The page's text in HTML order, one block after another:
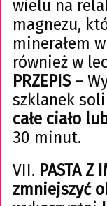
wielu na
magnezu,
minerałem
również w
PRZEPIS–
szklanek
całe ciało
30 minut.
VII. PASTA Z
zmniejszyć